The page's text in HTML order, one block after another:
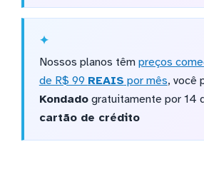
Nossos planos têm preços
de R$ 99 REAIS por mês, você
Kondadogratuitamente por 14
cartão de crédito